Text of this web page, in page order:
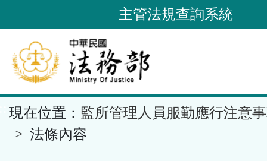
到
要
內
容
區
塊
主管法規查詢系統
現在位置： 監所管理人員服勤應行注意
法條內容